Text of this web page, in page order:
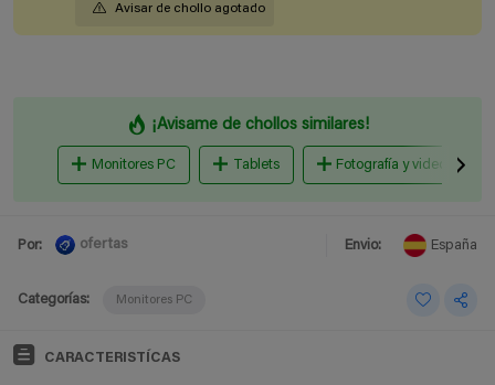
Avisar de chollo agotado
¡Avisame de chollos similares!
Monitores PC Tablets Fotografía y
Por: ofertas Envio: España
Categorías: Monitores PC
CARACTERISTÍCAS